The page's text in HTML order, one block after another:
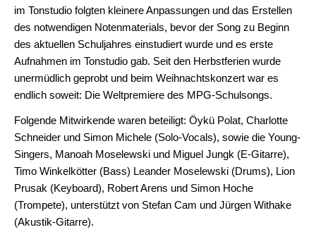
Schulentwicklungsprogramm
Schulordnung
Schulpflegschaft
Unterricht
Fächer
Biologie
Chemie
im Tonstudio folgten kleinere Anpassungen und das Erstellen
des notwendigen Notenmaterials, bevor der Song zu Beginn
des aktuellen Schuljahres einstudiert wurde und es erste
Aufnahmen im Tonstudio gab. Seit den Herbstferien wurde
unermüdlich geprobt und beim Weihnachtskonzert war es
endlich soweit: Die Weltpremiere des MPG-Schulsongs.
Folgende Mitwirkende waren beteiligt: Öykü Polat, Charlotte
Schneider und Simon Michele (Solo-Vocals), sowie die Young-
Singers, Manoah Moselewski und Miguel Jungk (E-Gitarre),
Timo Winkelkötter (Bass) Leander Moselewski (Drums), Lion
Prusak (Keyboard), Robert Arens und Simon Hoche
(Trompete), unterstützt von Stefan Cam und Jürgen Withake
(Akustik-Gitarre).